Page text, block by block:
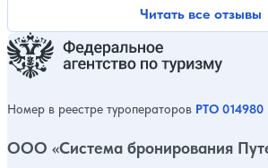
Читать все отзывы
Номер в реестре туроператоров РТО 014980
ООО «Система бронирования